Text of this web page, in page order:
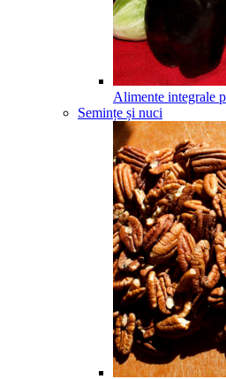
Alimente integrale
Semințe și nuci